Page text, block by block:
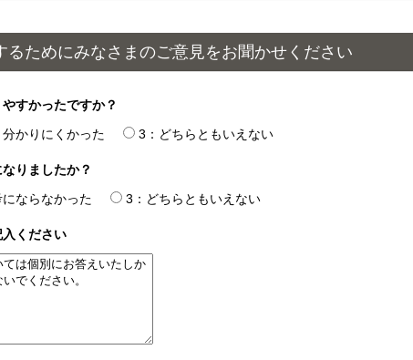
るためにみなさまのご意見をお聞かせください
すかったですか？
分かりにくかった 3：どちらともいえない
りましたか？
ならなかった 3：どちらともいえない
ください